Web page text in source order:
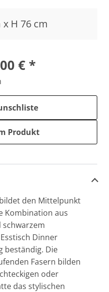
x H 76 cm
€ *
Produkt
den Mittelpunkt
Kombination aus
Dinner
beständig. Die
Fasern bilden
oder
das stylischen